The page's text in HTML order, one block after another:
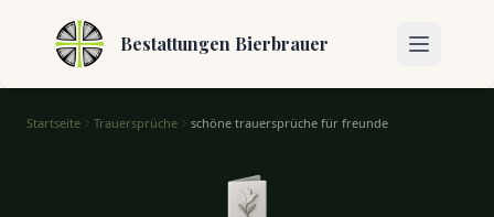
Bestattungen Bierbrauer
Startseite Trauersprüche schöne trauersprüche für freunde